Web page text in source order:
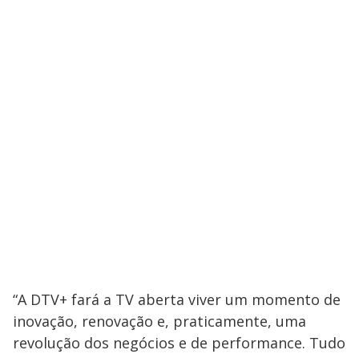
“A DTV+ fará a TV aberta viver um momento de
inovação, renovação e, praticamente, uma
revolução dos negócios e de performance. Tudo